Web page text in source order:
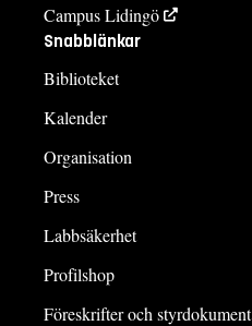
Campus Lidingö
Snabblänkar
Biblioteket
Kalender
Organisation
Press
Labbsäkerhet
Profilshop
Föreskrifter och styrdokument